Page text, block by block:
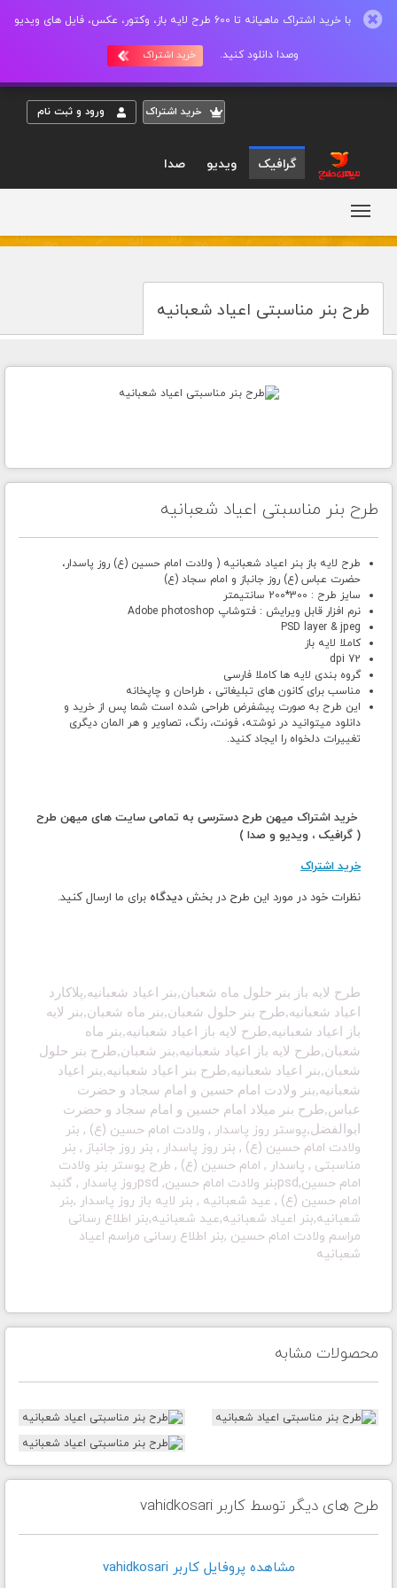
با خرید اشتراک ماهیانه تا 600 طرح لایه باز، وکتور، عکس، فایل های ویدیو
وصدا دانلود کنید. خرید اشتراک
خريد اشتراک ورود و ثبت نام
گرافیک ویدیو صدا
طرح بنر مناسبتی اعیاد شعبانیه
طرح بنر مناسبتی اعیاد شعبانیه
طرح لایه باز بنر اعیاد شعبانیه ( ولادت امام حسین (ع) روز پاسدار،
حضرت عباس (ع) روز جانباز و امام سجاد (ع)
سایز طرح : 300*200 سانتیمتر
نرم افزار قابل ویرایش : فتوشاپ Adobe photoshop
PSD layer & jpeg
کاملا لایه باز
72 dpi
گروه بندی لایه ها کاملا فارسی
مناسب برای کانون های تبلیغاتی ، طراحان و چاپخانه
این طرح به صورت پیشفرض طراحی شده است شما پس از خرید و
دانلود میتوانید در نوشته، فونت، رنگ، تصاویر و هر المان دیگری
تغییرات دلخواه را ایجاد کنید.
خرید اشتراک میهن طرح دسترسی به تمامی سایت های میهن طرح
( گرافیک ، ویدیو و صدا )
خرید اشتراک
نظرات خود در مورد این طرح در بخش دیدگاه برای ما ارسال کنید.
طرح لایه باز بنر حلول ماه شعبان,بنر اعیاد شعبانیه,پلاکارد
اعیاد شعبانیه,طرح بنر حلول شعبان,بنر ماه شعبان,بنر لایه
باز اعیاد شعبانیه,طرح لایه باز اعیاد شعبانیه,بنر ماه
شعبان,طرح لایه باز اعیاد شعبانیه,بنر شعبان,طرح بنر حلول
شعبان,بنر اعیاد شعبانیه,طرح بنر اعیاد شعبانیه,بنر اعیاد
شعبانیه,بنر ولادت امام حسین و امام سجاد و حضرت
عباس,طرح بنر میلاد امام حسین و امام سجاد و حضرت
ابوالفضل,پوستر روز پاسدار , ولادت امام حسین (ع) , بنر
ولادت امام حسین (ع) , بنر روز پاسدار , بنر روز جانباز , بنر
مناسبتی , پاسدار , امام حسین (ع) , طرح پوستر بنر ولادت
امام حسین,psdبنر ولادت امام حسین, psdروز پاسدار , گنبد
امام حسین (ع) , عید شعبانیه , بنر لایه باز روز پاسدار ,بنر
شعبانیه,بنر اعیاد شعبانیه,عید شعبانیه,بنر اطلاع رسانی
مراسم ولادت امام حسین ,بنر اطلاع رسانی مراسم اعیاد
شعبانیه
محصولات مشابه
طرح های دیگر توسط کاربر vahidkosari
مشاهده پروفايل کاربر vahidkosari